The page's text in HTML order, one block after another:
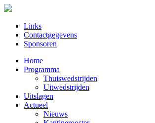
Links
Contactgegevens
Sponsoren
Home
Programma
Thuiswedstrijden
Uitwedstrijden
Uitslagen
Actueel
Nieuws